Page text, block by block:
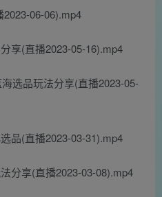
06-06).mp4
享(直播2023-05-16).mp4
选品玩法分享(直播2023-05-
品(直播2023-03-31).mp4
分享(直播2023-03-08).mp4